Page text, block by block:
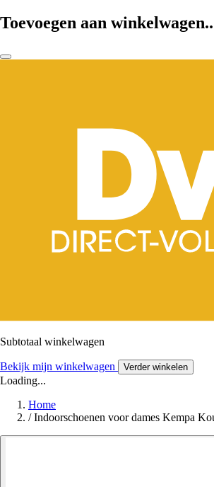
Toevoegen aan
Subtotaal winkelwagen
Bekijk mijn winkelwagen Verder winkelen
Loading...
Home
/ Indoorschoenen voor dames Kempa